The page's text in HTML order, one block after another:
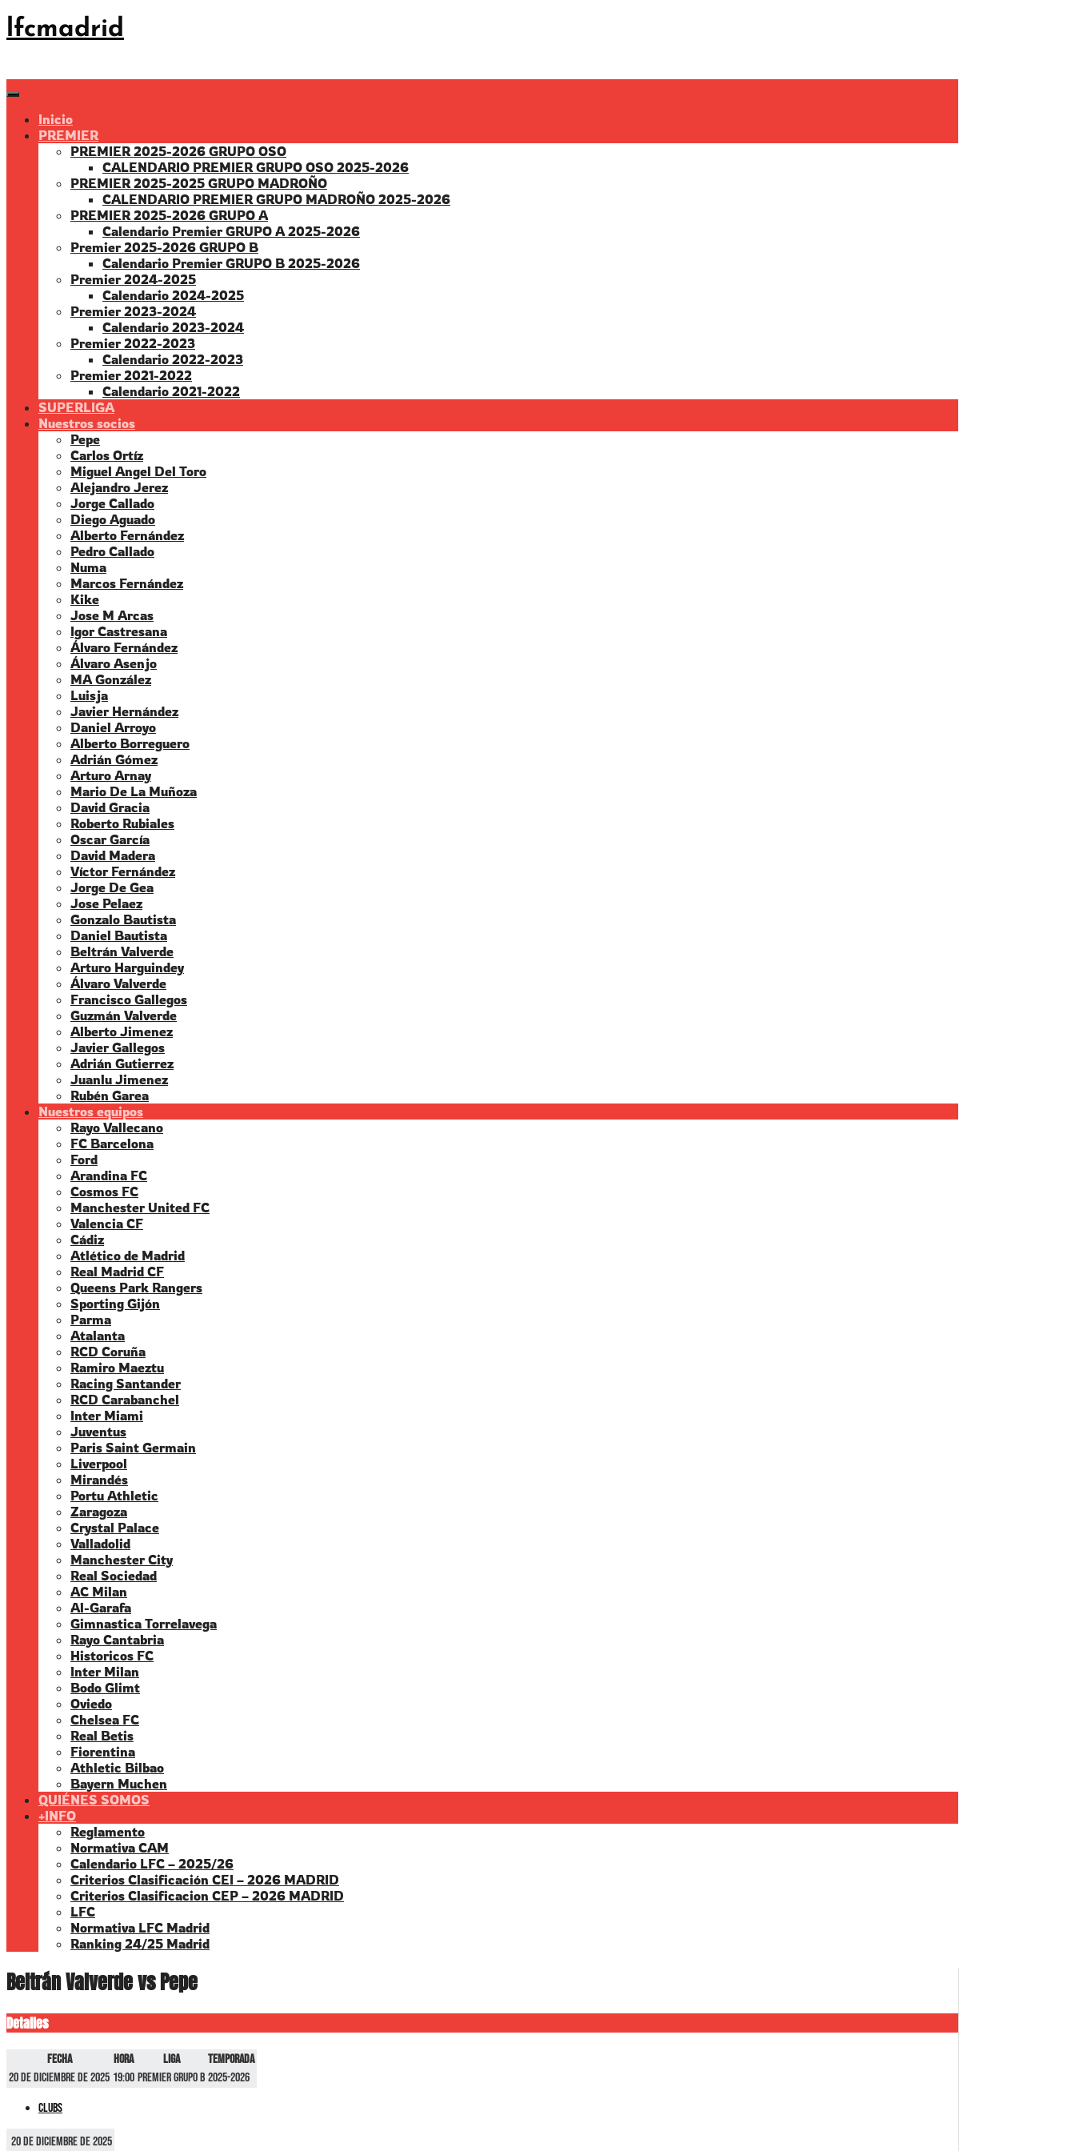
Saltar
al
lfcmadrid
Inicio
PREMIER
PREMIER 2025-2026 GRUPO OSO
CALENDARIO PREMIER GRUPO OSO 2025-2026
PREMIER 2025-2025 GRUPO MADROÑO
CALENDARIO PREMIER GRUPO MADROÑO 2025-2026
PREMIER 2025-2026 GRUPO A
Calendario Premier GRUPO A 2025-2026
Premier 2025-2026 GRUPO B
Calendario Premier GRUPO B 2025-2026
Premier 2024-2025
Calendario 2024-2025
Premier 2023-2024
Calendario 2023-2024
Premier 2022-2023
Calendario 2022-2023
Premier 2021-2022
Calendario 2021-2022
SUPERLIGA
Nuestros socios
Pepe
Carlos Ortíz
Miguel Angel Del Toro
Alejandro Jerez
Jorge Callado
Diego Aguado
Alberto Fernández
Pedro Callado
Numa
Marcos Fernández
Kike
Jose M Arcas
Igor Castresana
Álvaro Fernández
Álvaro Asenjo
MA González
Luisja
Javier Hernández
Daniel Arroyo
Alberto Borreguero
Adrián Gómez
Arturo Arnay
Mario De La Muñoza
David Gracia
Roberto Rubiales
Oscar García
David Madera
Víctor Fernández
Jorge De Gea
Jose Pelaez
Gonzalo Bautista
Daniel Bautista
Beltrán Valverde
Arturo Harguindey
Álvaro Valverde
Francisco Gallegos
Guzmán Valverde
Alberto Jimenez
Javier Gallegos
Adrián Gutierrez
Juanlu Jimenez
Rubén Garea
Nuestros equipos
Rayo Vallecano
FC Barcelona
Ford
Arandina FC
Cosmos FC
Manchester United FC
Valencia CF
Cádiz
Atlético de Madrid
Real Madrid CF
Queens Park Rangers
Sporting Gijón
Parma
Atalanta
RCD Coruña
Ramiro Maeztu
Racing Santander
RCD Carabanchel
Inter Miami
Juventus
Paris Saint Germain
Liverpool
Mirandés
Portu Athletic
Zaragoza
Crystal Palace
Valladolid
Manchester City
Real Sociedad
AC Milan
Al-Garafa
Gimnastica Torrelavega
Rayo Cantabria
Historicos FC
Inter Milan
Bodo Glimt
Oviedo
Chelsea FC
Real Betis
Fiorentina
Athletic Bilbao
Bayern Muchen
QUIÉNES SOMOS
+INFO
Reglamento
Normativa CAM
Calendario LFC – 2025/26
Criterios Clasificación CEI – 2026 MADRID
Criterios Clasificacion CEP – 2026 MADRID
LFC
Normativa LFC Madrid
Ranking 24/25 Madrid
Beltrán Valverde vs Pepe
Detalles
Fecha Hora Liga
Temporada
20 de diciembre de 2025 19:00 Premier GRUPO B 2025-2026
Clubs
20 de diciembre de 2025